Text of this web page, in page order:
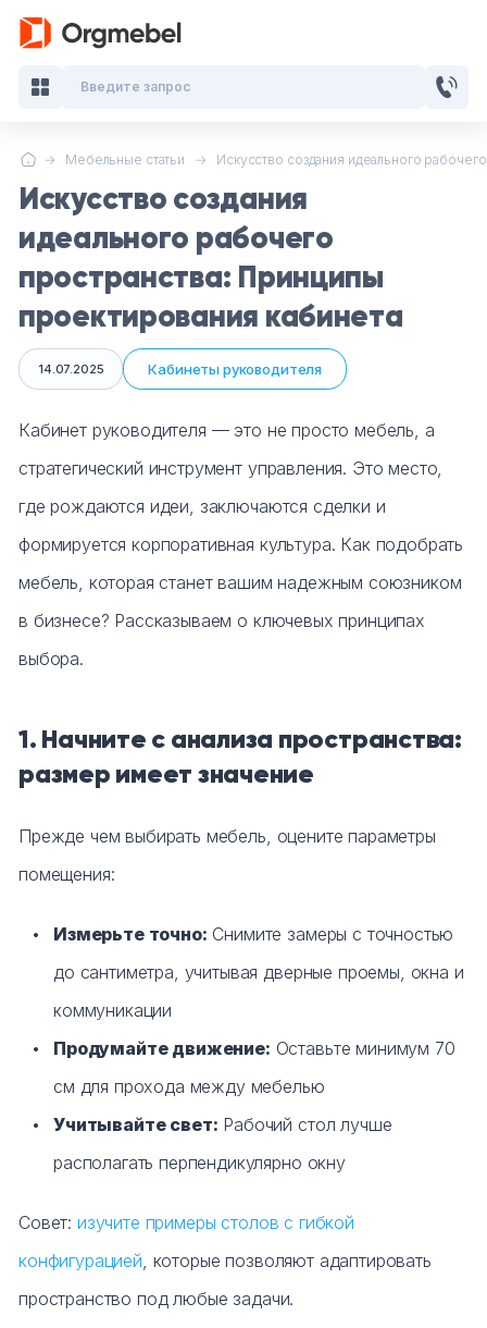
Мебельные статьи Искусство создания идеального
Искусство создания
идеального рабочего
пространства: Принципы
проектирования кабинета
Кабинеты руководителя
14.07.2025
Кабинет руководителя — это не просто мебель, а
стратегический инструмент управления. Это место,
где рождаются идеи, заключаются сделки и
формируется корпоративная культура. Как подобрать
мебель, которая станет вашим надежным союзником
в бизнесе? Рассказываем о ключевых принципах
выбора.
1. Начните с анализа пространства:
размер имеет значение
Прежде чем выбирать мебель, оцените параметры
помещения:
Измерьте точно: Снимите замеры с точностью
до сантиметра, учитывая дверные проемы, окна и
коммуникации
Продумайте движение: Оставьте минимум 70
см для прохода между мебелью
Учитывайте свет: Рабочий стол лучше
располагать перпендикулярно окну
Совет: изучите примеры столов с гибкой
конфигурацией, которые позволяют адаптировать
пространство под любые задачи.
Введите запрос
Кабинеты руководителя
Мебель для персонала
Столы для переговоров
Стойки ресепшн
Офисные кресла и стулья
Тумбы офисные
Офисные шкафы
Офисные диваны
Обеденная зона
Искусственные растения
Кашпо